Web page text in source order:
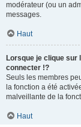
modérateur (ou un
messages.
Haut
Lorsque je clique sur
connecter !?
Seuls les membres
la fonction a été
malveillante de la
Haut